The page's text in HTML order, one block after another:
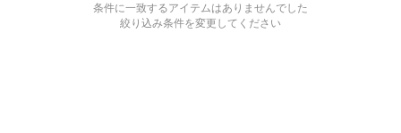
条件に一致するアイテムはありませんでした
絞り込み条件を変更してください